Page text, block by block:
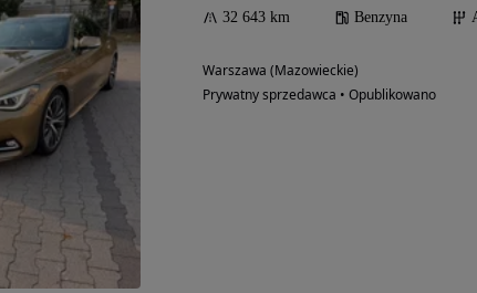
32 643 km Benzyna
Warszawa (Mazowieckie)
Prywatny sprzedawca • Opublikowano